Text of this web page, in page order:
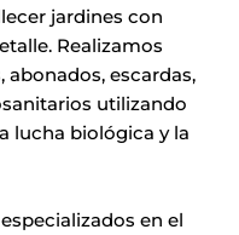
jardines con
Realizamos
escardas,
utilizando
lucha biológica y la
en el